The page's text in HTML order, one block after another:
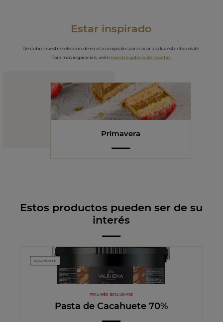
Estar inspirado
Descubre nuestra selección de recetas originales para sacar a la luz este chocolate.
Para más inspiración, visitenuestra galería de recetas.
Primavera
Estos productos pueden ser de su
interés
CACAHUETE
PRALINÉS EXCLUSIVOS
Pasta de Cacahuete 70%